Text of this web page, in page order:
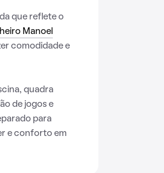
que reflete o
Manoel
comodidade e
quadra
de jogos e
para
e conforto em